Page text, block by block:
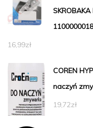
1100000018
16,99zł
COREN
naczyń
19,72zł